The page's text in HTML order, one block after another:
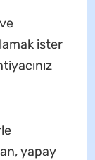
ister
yapay